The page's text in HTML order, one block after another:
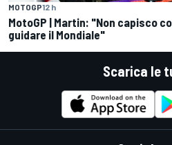
MOTOGP12 h
MotoGP | Martin: "Non capisco
guidare il Mondiale"
Scarica le